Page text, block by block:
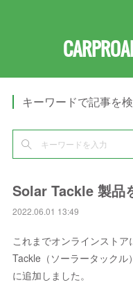
キーワードで記事を
Solar Tackle 製品
2022.06.01 13:49
これまでオンラインスト
Tackle（ソーラータック
に追加しました。